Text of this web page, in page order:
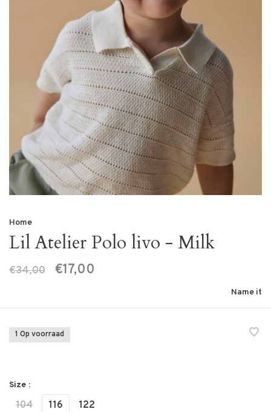
Home
Lil Atelier Polo livo - Milk
€34,00 €17,00
Name it
1 Op voorraad
Size :
104 116 122